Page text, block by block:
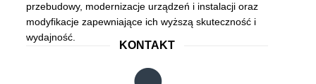
przebudowy, modernizacje urządzeń i instalacji oraz
modyfikacje zapewniające ich wyższą skuteczność i
wydajność.
KONTAKT